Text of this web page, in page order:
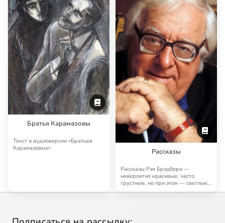
Братья Карамазовы
Текст и аудиоверсии «Братьев
Карамазовых»
Рассказы
Рассказы Рэя Брэдбери —
невероятно красивые, часто
грустные, но при этом — светлые,
человечные, поэт…